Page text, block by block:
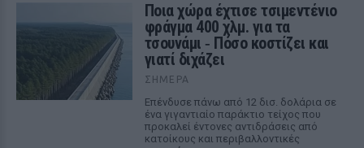
Ποια χώρα έχτισε τσιμεντένιο
φράγμα 400 χλμ. για τα
τσουνάμι ‑ Πόσο κοστίζει και
γιατί διχάζει
ΣΉΜΕΡΑ
Επένδυσε πάνω από 12 δισ. δολάρια σε
ένα γιγαντιαίο παράκτιο τείχος που
προκαλεί έντονες αντιδράσεις από
κατοίκους και περιβαλλοντικές